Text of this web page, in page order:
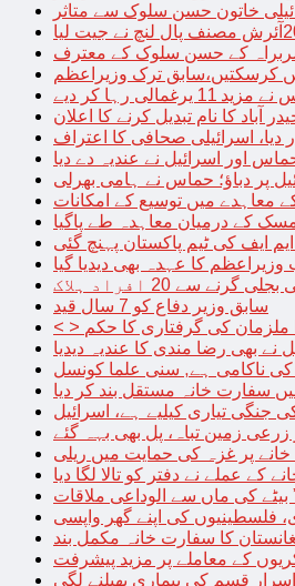
خاتون حسن سلوک سے متاثر
کے حسن سلوک کے معترف
کرسکتیں،سابق ترک وزیراعظم
آباد کا نام تبدیل کرنے کا اعلان
دیا، اسرائیلی صحافی کا اعتراف
اور اسرائیل نے عندیہ دے دیا
پر دباؤ؛ حماس نے ہامی بھرلی
معاہدے میں توسیع کے امکانات
کے درمیان معاہدہ طے پاگیا
ایف کی ٹیم پاکستان پہنچ گئی
کا عہدہ بھی دیدیا گیا
گرنے سے 20 افراد ہلاک
سابق وزیر دفاع کو 7 سال قید
ملزمان کی گرفتاری کا حکم
بھی رضا مندی کا عندیہ دیدیا
کی ناکامی ہے, سنی علما کونسل
سفارت خانہ مستقل بند کر دیا
جنگی تیاری کیلیے ہے، اسرائیل
پر غزہ کی حمایت میں ریلی
کے عملے نے دفتر کو تالا لگا دیا
کی ماں سے الوداعی ملاقات
کا سفارت خانہ مکمل بند
کے معاملے پر مزید پیشرفت